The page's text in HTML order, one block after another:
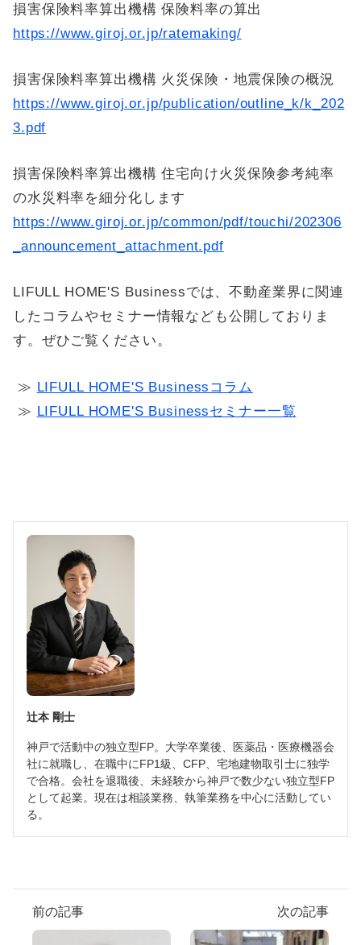
損害保険料率算出機構 保険料率の算出
https://www.giroj.or.jp/ratemaking/
損害保険料率算出機構 火災保険・地震保険の概況
https://www.giroj.or.jp/publication/outline_k/k_202
3.pdf
損害保険料率算出機構 住宅向け火災保険参考純率
の水災料率を細分化します
https://www.giroj.or.jp/common/pdf/touchi/202306
_announcement_attachment.pdf
LIFULL HOME'S Businessでは、不動産業界に関連
したコラムやセミナー情報なども公開しておりま
す。ぜひご覧ください。
≫ LIFULL HOME'S Businessコラム
≫ LIFULL HOME'S Businessセミナー一覧
辻本 剛士
神戸で活動中の独立型FP。大学卒業後、医薬品・医療機器会
社に就職し、在職中にFP1級、CFP、宅地建物取引士に独学
で合格。会社を退職後、未経験から神戸で数少ない独立型FP
として起業。現在は相談業務、執筆業務を中心に活動してい
る。
前の記事 次の記事